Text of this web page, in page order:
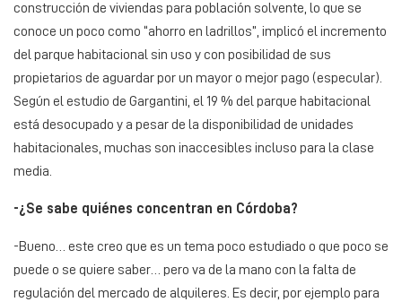
construcción de viviendas para población solvente, lo que se
conoce un poco como “ahorro en ladrillos”, implicó el incremento
del parque habitacional sin uso y con posibilidad de sus
propietarios de aguardar por un mayor o mejor pago (especular).
Según el estudio de Gargantini, el 19 % del parque habitacional
está desocupado y a pesar de la disponibilidad de unidades
habitacionales, muchas son inaccesibles incluso para la clase
media.
-¿Se sabe quiénes concentran en Córdoba?
-Bueno… este creo que es un tema poco estudiado o que poco se
puede o se quiere saber… pero va de la mano con la falta de
regulación del mercado de alquileres. Es decir, por ejemplo para